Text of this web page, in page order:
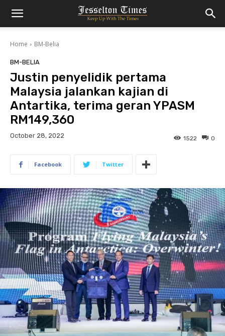
Home BM-Belia
BM-BELIA
Justin penyelidik pertama
Malaysia jalankan kajian di
Antartika, terima geran YPASM
RM149,360
October 28, 2022 0
1522
Facebook Twitter